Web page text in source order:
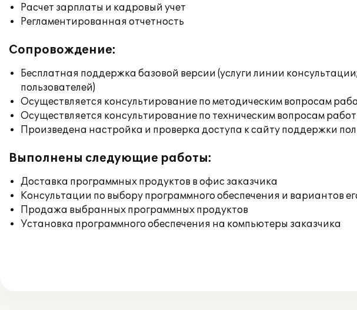
Расчет зарплаты и кадровый учет
Регламентированная отчетность
Сопровождение:
Бесплатная поддержка базовой версии (услуги линии
пользователей)
Осуществляется консультирование по методическим вопросам
Осуществляется консультирование по техническим вопросам
Произведена настройка и проверка доступа к сайту поддержки
Выполнены следующие работы:
Доставка программных продуктов в офис заказчика
Консультации по выбору программного обеспечения и вариантов
Продажа выбранных программных продуктов
Установка программного обеспечения на компьютеры заказчика